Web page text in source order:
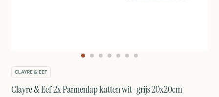
CLAYRE & EEF
Clayre & Eef 2x Pannenlap katten wit-grijs 20x20cm